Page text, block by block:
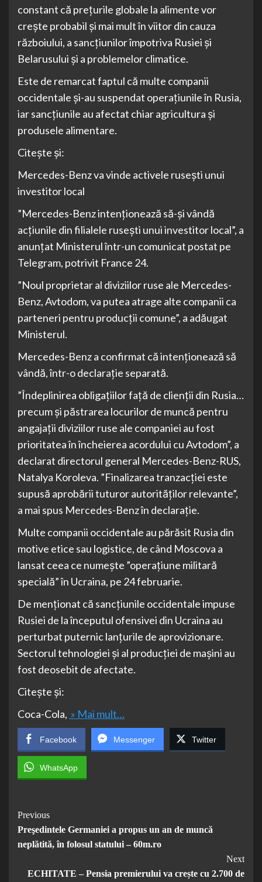
constant că prețurile globale la alimente vor
crește probabil și mai mult în viitor din cauza
războiului, a sancțiunilor împotriva Rusiei și
Belarusului și a problemelor climatice.
Este de remarcat faptul că multe companii
occidentale și-au suspendat operațiunile în Rusia,
iar sancțiunile au afectat chiar agricultura și
produsele alimentare.
Citește și:
Mercedes-Benz va vinde activele rusești unui
investitor local
”Mercedes-Benz intenționează să-și vândă
acțiunile din filialele rusești unui investitor local”, a
anunțat Ministerul într-un comunicat postat pe
Telegram, potrivit France 24.
”Noul proprietar al diviziilor ruse ale Mercedes-
Benz, Avtodom, va putea atrage alte companii ca
parteneri pentru producții comune”, a adăugat
Ministerul.
Mercedes-Benz a confirmat că intenționează să
vândă, într-o declarație separată.
”Îndeplinirea obligațiilor față de clienții din Rusia…
precum și păstrarea locurilor de muncă pentru
angajații diviziilor ruse ale companiei au fost
prioritatea în încheierea acordului cu Avtodom”, a
declarat directorul general Mercedes-Benz-RUS,
Natalya Koroleva. ”Finalizarea tranzacției este
supusă aprobării tuturor autorităților relevante”,
a mai spus Mercedes-Benz în declarație.
Multe companii occidentale au părăsit Rusia din
motive etice sau logistice, de când Moscova a
lansat ceea ce numește ”operațiune militară
specială” în Ucraina, pe 24 februarie.
De menționat că sancțiunile occidentale impuse
Rusiei de la începutul ofensivei din Ucraina au
perturbat puternic lanțurile de aprovizionare.
Sectorul tehnologiei și al producției de mașini au
fost deosebit de afectate.
Citește și:
Coca-Cola, » Mai mult…
Facebook Messenger Twitter
WhatsApp
Post
Navigation
Previous
Preşedintele Germaniei a propus un an de muncă
neplătită, în folosul statului – 60m.ro
Next
ECHITATE – Pensia premierului va crește cu 2.700 de